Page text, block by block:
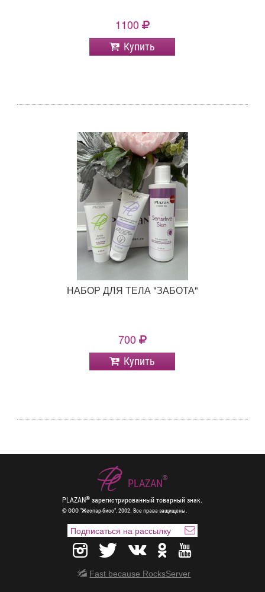
1100
Купить
НАБОР ДЛЯ ТЕЛА "ЗАБОТА"
700
Купить
PLAZAN®
PLAZAN® зарегистрированный товарный знак.
© ООО "Жеспар-биос", 2002. Все права защищены.
Fast because RocksServer